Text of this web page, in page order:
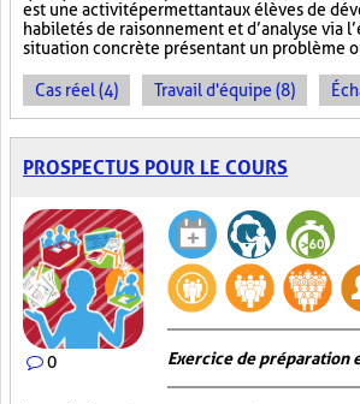
est une activité permettant aux élèves de
habiletés de raisonnement et d’analyse via
situation concrète présentant un problème
Cas réel (4) Travail d'équipe (8)
PROSPECTUS POUR LE COURS
0 Exercice de préparation